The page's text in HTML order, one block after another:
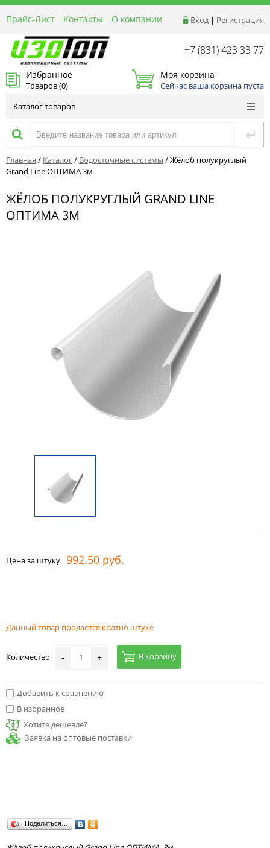
Вход | Регистрация
Прайс-Лист Контакты
О компании
Реквизиты
Доставка
Акции и Распродажи
Оптовым покупателям
+7 (831) 423 33 77
Избранное
Товаров (0)
Моя корзина
Сейчас ваша корзина пуста
Каталог товаров
Главная / Каталог/ Водосточные системы /Жёлоб полукруглый
Grand Line ОПТИМА 3м
ЖЁЛОБ ПОЛУКРУГЛЫЙ GRAND LINE
ОПТИМА 3М
Цена за штуку 992.50 руб.
Данный товар продается кратно штуке
Количество - + В корзину
Добавить к сравнению
В избранное
Хотите дешевле?
Заявка на оптовые поставки
Поделиться…